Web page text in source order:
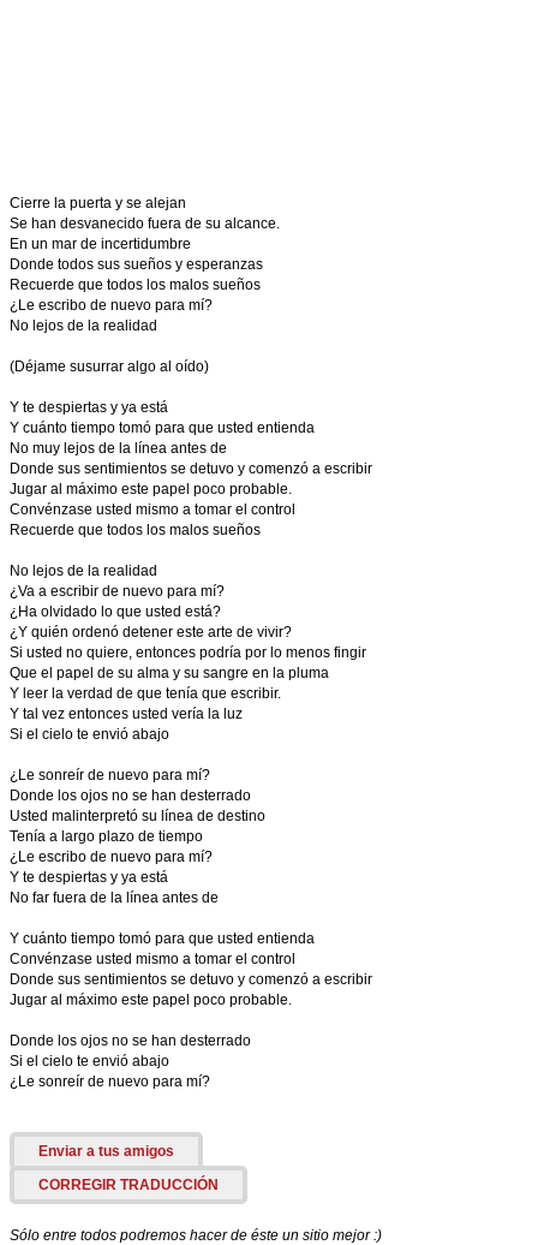
Cierre la puerta y se alejan
Se han desvanecido fuera de su alcance.
En un mar de incertidumbre
Donde todos sus sueños y esperanzas
Recuerde que todos los malos sueños
¿Le escribo de nuevo para mí?
No lejos de la realidad
(Déjame susurrar algo al oído)
Y te despiertas y ya está
Y cuánto tiempo tomó para que usted entienda
No muy lejos de la línea antes de
Donde sus sentimientos se detuvo y comenzó a escribir
Jugar al máximo este papel poco probable.
Convénzase usted mismo a tomar el control
Recuerde que todos los malos sueños
No lejos de la realidad
¿Va a escribir de nuevo para mí?
¿Ha olvidado lo que usted está?
¿Y quién ordenó detener este arte de vivir?
Si usted no quiere, entonces podría por lo menos fingir
Que el papel de su alma y su sangre en la pluma
Y leer la verdad de que tenía que escribir.
Y tal vez entonces usted vería la luz
Si el cielo te envió abajo
¿Le sonreír de nuevo para mí?
Donde los ojos no se han desterrado
Usted malinterpretó su línea de destino
Tenía a largo plazo de tiempo
¿Le escribo de nuevo para mí?
Y te despiertas y ya está
No far fuera de la línea antes de
Y cuánto tiempo tomó para que usted entienda
Convénzase usted mismo a tomar el control
Donde sus sentimientos se detuvo y comenzó a escribir
Jugar al máximo este papel poco probable.
Donde los ojos no se han desterrado
Si el cielo te envió abajo
¿Le sonreír de nuevo para mí?
Enviar a tus amigos
CORREGIR TRADUCCIÓN
Sólo entre todos podremos hacer de éste un sitio mejor :)